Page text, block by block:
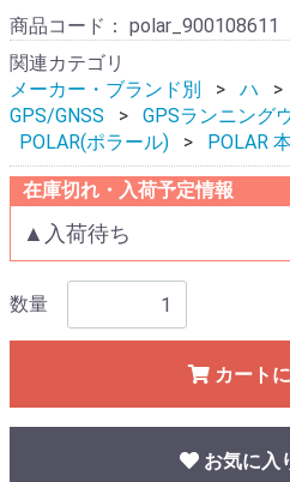
商品コード： polar_900108611
関連カテゴリ
メーカー・ブランド別
ハ
GPS/GNSS
GPSランニング
POLAR(ポラール)
POLAR
在庫切れ・入荷予定情報
▲入荷待ち
数量
カート
お気に入